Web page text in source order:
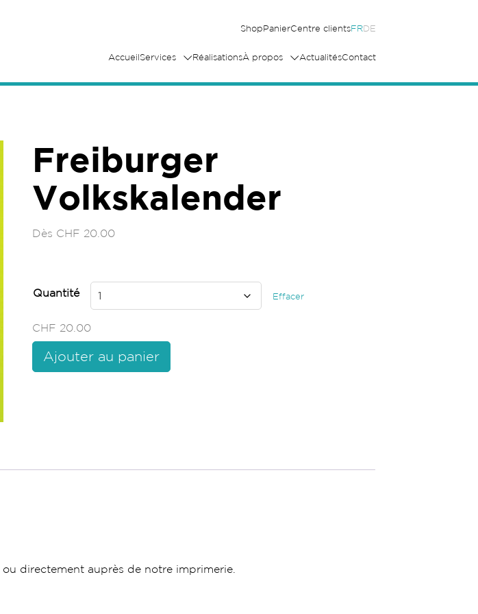
ShopPanierCentre clientsFRDE
AccueilServices RéalisationsÀ propos ActualitésContact
Freiburger
Volkskalender
Dès CHF 20.00
Quantité Effacer
CHF 20.00
Freiburger
Volkskalender
quantité
Ajouter au panier
ou directement auprès de notre imprimerie.